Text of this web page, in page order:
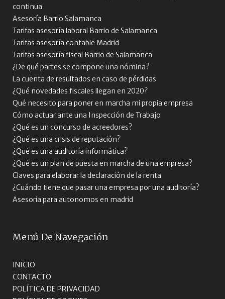
continua
Asesoría Barrio Salamanca
Tarifas asesoría laboral Barrio de Salamanca
Tarifas asesoría contable Madrid
Tarifas asesoría fiscal Barrio de Salamanca
¿De qué partes se compone una nómina?
La cuenta de resultados en caso de pérdidas
¿Qué novedades fiscales llegan en 2020?
Qué necesito para poner en marcha mi propia empresa
Cómo actuar ante una Inspección de Trabajo
¿Qué es un concurso de acreedores?
¿Qué es una crisis de reputación?
¿Qué es una auditoría informática?
¿Qué es un plan de puesta en marcha de una empresa?
Claves para elaborar la declaración de la renta
¿Cuándo tiene que pasar una empresa por una auditoría?
Asesoria para autonomos en madrid
Menú De Navegación
INICIO
CONTACTO
POLÍTICA DE PRIVACIDAD